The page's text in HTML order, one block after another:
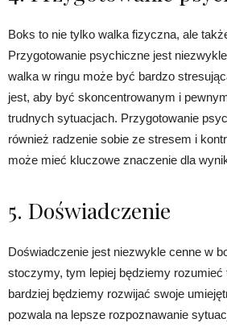
Boks to nie tylko walka fizyczna, ale
Przygotowanie psychiczne jest
walka w ringu może być bardzo
jest, aby być skoncentrowanym i
trudnych sytuacjach. Przygotowanie
również radzenie sobie ze stresem i
może mieć kluczowe znaczenie dla
5. Doświadczenie
Doświadczenie jest niezwykle cenne w
stoczymy, tym lepiej będziemy rozumieć
bardziej będziemy rozwijać swoje
pozwala na lepsze rozpoznawanie